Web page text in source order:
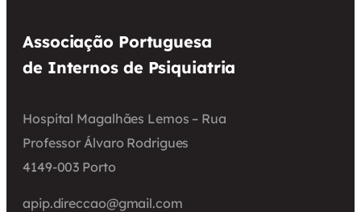
Associação Portuguesa
de Internos de Psiquiatria
Hospital Magalhães Lemos – Rua
Professor Álvaro Rodrigues
4149-003 Porto
apip.direccao@gmail.com